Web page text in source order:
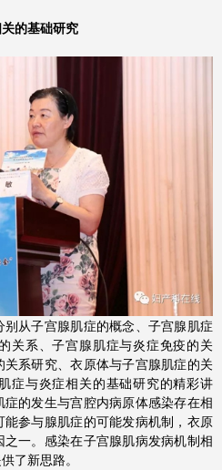
的基础研究
从子宫腺肌症的概念、子宫腺肌症
关系、子宫腺肌症与炎症免疫的关
系研究、衣原体与子宫腺肌症的关
症与炎症相关的基础研究的精彩讲
的发生与宫腔内病原体感染存在相
参与腺肌症的可能发病机制，衣原
一。感染在子宫腺肌病发病机制相
了新思路。